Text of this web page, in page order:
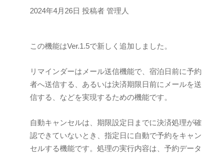
2024年4月26日 投稿者 管理人
この機能はVer.1.5で新しく追加しました。
リマインダーはメール送信機能で、宿泊日前に予約
者へ送信する、あるいは決済期限日前にメールを送
信する、などを実現するための機能です。
自動キャンセルは、期限設定日までに決済処理が確
認できていないとき、指定日に自動で予約をキャン
セルする機能です。処理の実行内容は、予約データ